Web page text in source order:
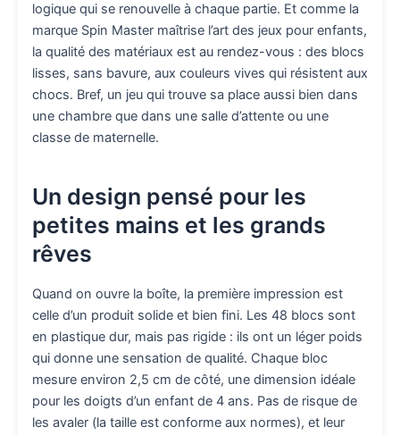
logique qui se renouvelle à chaque partie. Et comme la
marque Spin Master maîtrise l’art des jeux pour enfants,
la qualité des matériaux est au rendez-vous : des blocs
lisses, sans bavure, aux couleurs vives qui résistent aux
chocs. Bref, un jeu qui trouve sa place aussi bien dans
une chambre que dans une salle d’attente ou une
classe de maternelle.
Un design pensé pour les
petites mains et les grands
rêves
Quand on ouvre la boîte, la première impression est
celle d’un produit solide et bien fini. Les 48 blocs sont
en plastique dur, mais pas rigide : ils ont un léger poids
qui donne une sensation de qualité. Chaque bloc
mesure environ 2,5 cm de côté, une dimension idéale
pour les doigts d’un enfant de 4 ans. Pas de risque de
les avaler (la taille est conforme aux normes), et leur